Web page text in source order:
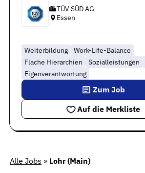
TÜV SÜD AG
Essen
Weiterbildung
Work-Life-Balance
Flache Hierarchien
Sozialleistungen
Eigenverantwortung
Auf die Merkliste
Zum Job
Alle Jobs » Lohr (Main)